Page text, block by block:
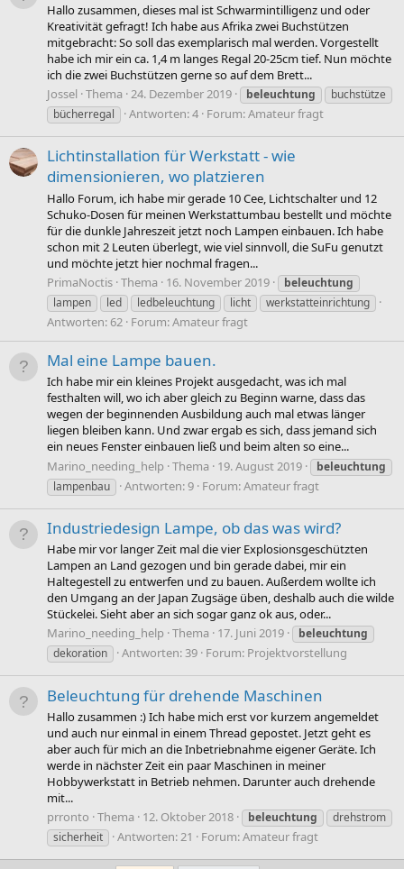
Hallo zusammen, dieses mal ist Schwarmintilligenz und oder
Kreativität gefragt! Ich habe aus Afrika zwei Buchstützen
mitgebracht: So soll das exemplarisch mal werden. Vorgestellt
habe ich mir ein ca. 1,4 m langes Regal 20-25cm tief. Nun möchte
ich die zwei Buchstützen gerne so auf dem Brett...
Jossel Thema 24. Dezember 2019 beleuchtung
buchstütze
bücherregal
Antworten: 4 Forum:Amateur fragt
Lichtinstallation für Werkstatt - wie
dimensionieren, wo platzieren
Hallo Forum, ich habe mir gerade 10 Cee, Lichtschalter und 12
Schuko-Dosen für meinen Werkstattumbau bestellt und möchte
für die dunkle Jahreszeit jetzt noch Lampen einbauen. Ich habe
schon mit 2 Leuten überlegt, wie viel sinnvoll, die SuFu genutzt
und möchte jetzt hier nochmal fragen...
PrimaNoctis Thema 16. November 2019
beleuchtung
lampen
led ledbeleuchtung licht werkstatteinrichtung
Antworten: 62 Forum:Amateur fragt
Mal eine Lampe bauen.
Ich habe mir ein kleines Projekt ausgedacht, was ich mal
festhalten will, wo ich aber gleich zu Beginn warne, dass das
wegen der beginnenden Ausbildung auch mal etwas länger
liegen bleiben kann. Und zwar ergab es sich, dass jemand sich
ein neues Fenster einbauen ließ und beim alten so eine...
Marino_needing_help Thema 19. August 2019
beleuchtung
lampenbau
Antworten: 9 Forum:Amateur fragt
Industriedesign Lampe, ob das was wird?
Habe mir vor langer Zeit mal die vier Explosionsgeschützten
Lampen an Land gezogen und bin gerade dabei, mir ein
Haltegestell zu entwerfen und zu bauen. Außerdem wollte ich
den Umgang an der Japan Zugsäge üben, deshalb auch die wilde
Stückelei. Sieht aber an sich sogar ganz ok aus, oder...
Marino_needing_help Thema 17. Juni 2019
beleuchtung
dekoration
Antworten: 39 Forum: Projektvorstellung
Beleuchtung für drehende Maschinen
Hallo zusammen :) Ich habe mich erst vor kurzem angemeldet
und auch nur einmal in einem Thread gepostet. Jetzt geht es
aber auch für mich an die Inbetriebnahme eigener Geräte. Ich
werde in nächster Zeit ein paar Maschinen in meiner
Hobbywerkstatt in Betrieb nehmen. Darunter auch drehende
mit...
prronto Thema 12. Oktober 2018 beleuchtung
drehstrom
sicherheit
Antworten: 21 Forum:Amateur fragt